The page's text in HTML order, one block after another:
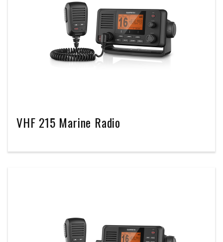
VHF 215 Marine Radio